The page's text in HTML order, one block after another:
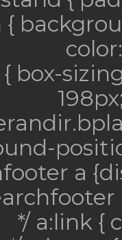
{
box-
a
*/ a:link {